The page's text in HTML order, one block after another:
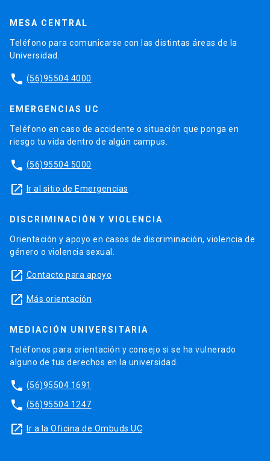
MESA CENTRAL
Teléfono para comunicarse con las distintas áreas de la
Universidad.
phone (56)95504 4000
EMERGENCIAS UC
Teléfono en caso de accidente o situación que ponga en
riesgo tu vida dentro de algún campus.
phone (56)95504 5000
launch Ir al sitio de Emergencias
DISCRIMINACIÓN Y VIOLENCIA
Orientación y apoyo en casos de discriminación, violencia de
género o violencia sexual.
launch Contacto para apoyo
launch Más orientación
MEDIACIÓN UNIVERSITARIA
Teléfonos para orientación y consejo si se ha vulnerado
alguno de tus derechos en la universidad.
phone (56)95504 1691
phone (56)95504 1247
launch Ir a la Oficina de Ombuds UC